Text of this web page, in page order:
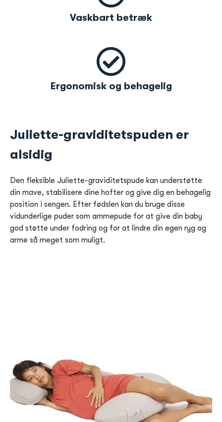
Vaskbart betræk
Ergonomisk og behagelig
Juliette-graviditetspuden er
alsidig
Den fleksible Juliette-graviditetspude kan understøtte
din mave, stabilisere dine hofter og give dig en behagelig
position i sengen. Efter fødslen kan du bruge disse
vidunderlige puder som ammepude for at give din baby
god støtte under fodring og for at lindre din egen ryg og
arme så meget som muligt.